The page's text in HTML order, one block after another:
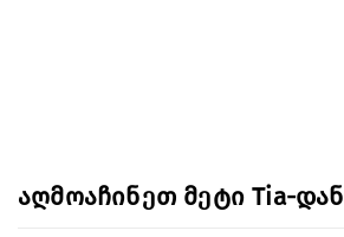
აღმოაჩინეთ მეტი Tia-დან